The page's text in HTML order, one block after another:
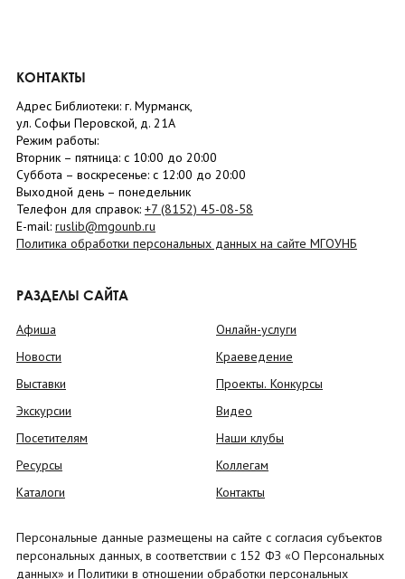
КОНТАКТЫ
Адрес Библиотеки: г. Мурманск,
ул. Софьи Перовской, д. 21А
Режим работы:
Вторник – пятница: с 10:00 до 20:00
Суббота – воскресенье: c 12:00 до 20:00
Выходной день – понедельник
Телефон для справок: +7 (8152) 45-08-58
E-mail: ruslib@mgounb.ru
Политика обработки персональных данных на сайте МГОУНБ
РАЗДЕЛЫ САЙТА
Афиша
Новости
Выставки
Экскурсии
Посетителям
Ресурсы
Каталоги
Онлайн-услуги
Краеведение
Проекты. Конкурсы
Видео
Наши клубы
Коллегам
Контакты
Персональные данные размещены на сайте с согласия субъектов
персональных данных, в соответствии с 152 ФЗ «О Персональных
данных» и Политики в отношении обработки персональных